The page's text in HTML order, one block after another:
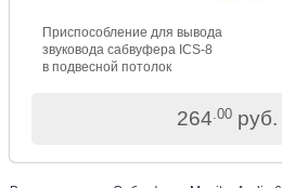
Приспособление для вывода
звуковода сабвуфера ICS-8
в подвесной потолок
264 .00руб.